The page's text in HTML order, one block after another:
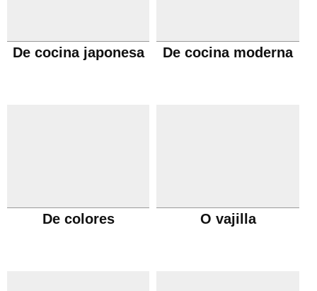
De cocina japonesa De cocina moderna
De colores O vajilla